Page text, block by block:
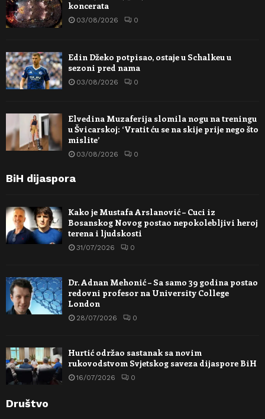
koncerata
03/08/2026 0
Edin Džeko potpisao, ostaje u Schalkeu u
sezoni pred nama
03/08/2026 0
Elvedina Muzaferija slomila nogu na treningu
u Švicarskoj: ‘Vratit ću se na skije prije nego što
mislite’
03/08/2026 0
BiH dijaspora
Kako je Mustafa Arslanović – Cuci iz
Bosanskog Novog postao nepokolebljivi heroj
terena i ljudskosti
31/07/2026 0
Dr. Adnan Mehonić – Sa samo 39 godina postao
redovni profesor na University College
London
28/07/2026 0
Hurtić održao sastanak sa novim
rukovodstvom Svjetskog saveza dijaspore BiH
16/07/2026 0
Društvo